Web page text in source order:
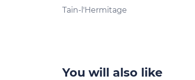
Tain-l'Hermitage
You will also like